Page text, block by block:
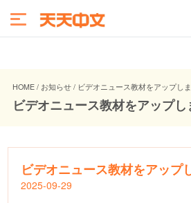
HOME / お知らせ / ビデオニュース教材をアップし
ビデオニュース教材をアップ
ビデオニュース教材をアップ
2025-09-29